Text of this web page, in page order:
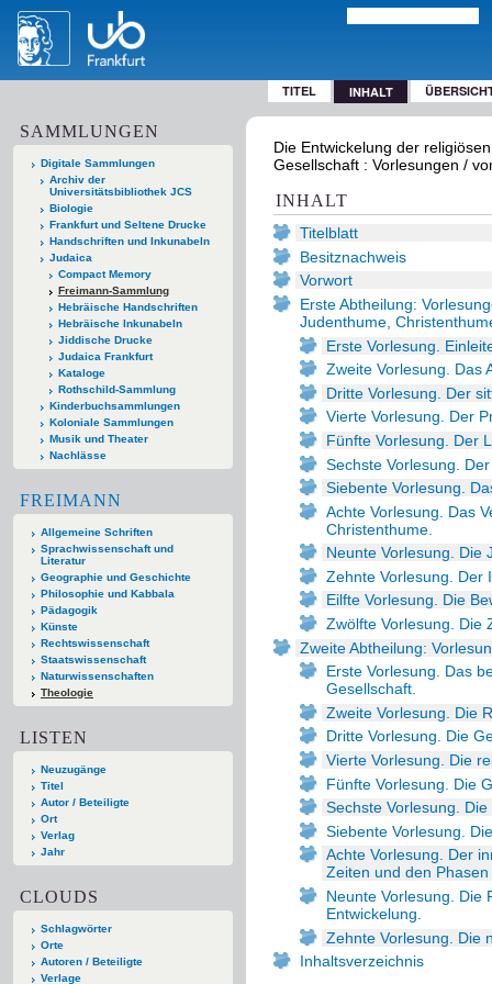
TITEL INHALT
SAMMLUNGEN
Digitale Sammlungen
Archiv der
Universitätsbibliothek JCS
Biologie
Frankfurt und Seltene Drucke
Handschriften und Inkunabeln
Judaica
Compact Memory
Freimann-Sammlung
Hebräische Handschriften
Hebräische Inkunabeln
Jiddische Drucke
Judaica Frankfurt
Kataloge
Rothschild-Sammlung
Kinderbuchsammlungen
Koloniale Sammlungen
Musik und Theater
Nachlässe
FREIMANN
Allgemeine Schriften
Sprachwissenschaft und
Literatur
Geographie und Geschichte
Philosophie und Kabbala
Pädagogik
Künste
Rechtswissenschaft
Staatswissenschaft
Naturwissenschaften
Theologie
LISTEN
Neuzugänge
Titel
Autor / Beteiligte
Ort
Verlag
Jahr
CLOUDS
Schlagwörter
Orte
Autoren / Beteiligte
Verlage
Die Entwickelung der
Gesellschaft : Vorlesungen /
INHALT
Titelblatt
Besitznachweis
Vorwort
Erste Abtheilung:
Judenthume,
Erste Vorlesung.
Zweite Vorlesung. Das
Dritte Vorlesung. Der
Vierte Vorlesung. Der
Fünfte Vorlesung. Der
Sechste Vorlesung.
Siebente Vorlesung.
Achte Vorlesung. Das
Christenthume.
Neunte Vorlesung. Die
Zehnte Vorlesung. Der
Eilfte Vorlesung. Die
Zwölfte Vorlesung. Die
Zweite Abtheilung:
Erste Vorlesung. Das
Gesellschaft.
Zweite Vorlesung. Die
Dritte Vorlesung. Die
Vierte Vorlesung. Die
Fünfte Vorlesung. Die
Sechste Vorlesung.
Siebente Vorlesung.
Achte Vorlesung. Der
Zeiten und den
Neunte Vorlesung. Die
Entwickelung.
Zehnte Vorlesung. Die
Inhaltsverzeichnis